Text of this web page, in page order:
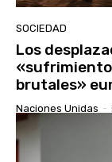
SOCIEDAD
Los
brutales»
Naciones Unidas -